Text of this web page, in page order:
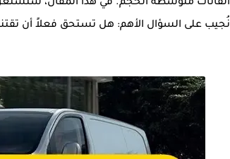
نُجيب على السؤال الأهم: هل تستحق فعلاً أن